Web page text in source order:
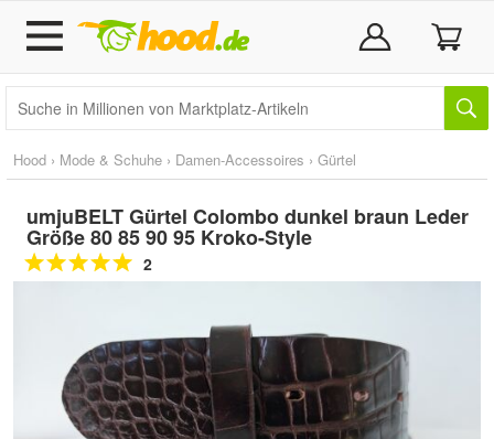
Hood › Mode & Schuhe › Damen-Accessoires › Gürtel
umjuBELT Gürtel Colombo dunkel braun Leder
Größe 80 85 90 95 Kroko-Style
2